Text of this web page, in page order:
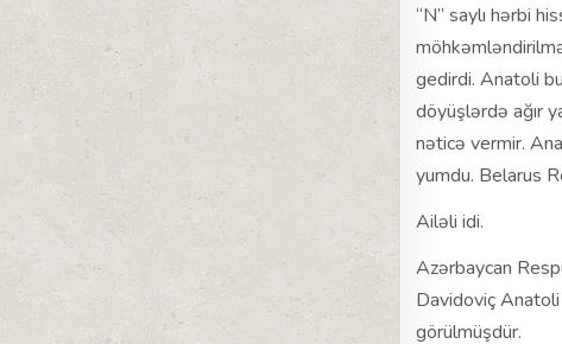
“N” saylı hərbi
gedirdi. Anatoli
döyüşlərdə ağır
nəticə vermir.
yumdu. Belarus
Ailəli idi.
Azərbaycan
Davidoviç Anatoli
görülmüşdür.